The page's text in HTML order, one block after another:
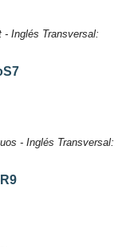
- Inglés Transversal:
- Inglés Transversal: